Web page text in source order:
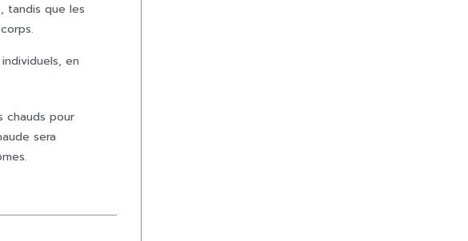
tandis que les
en
chauds pour
sera